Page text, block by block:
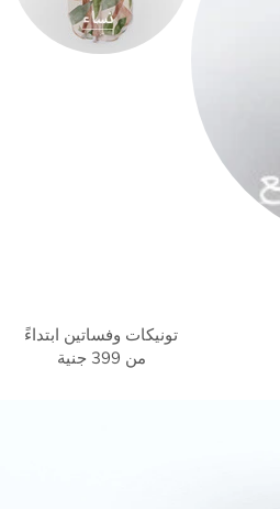
تونيكات وفساتين ابتداءً
من 399 جنية